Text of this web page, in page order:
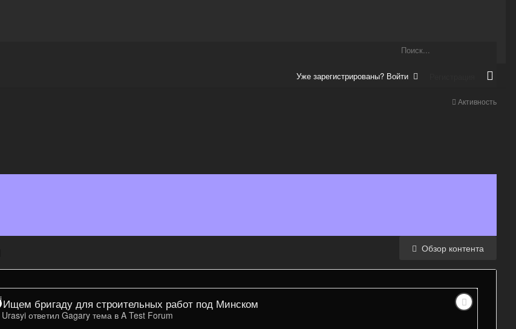
Уже зарегистрированы? Войти
Активность
Обзор контента
Ищем бригаду для строительных работ под Минском
Urasyi ответил Gagary тема в A Test Forum